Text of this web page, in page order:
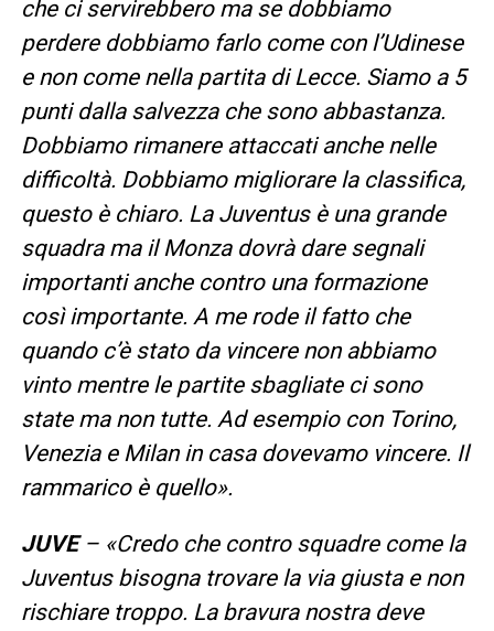
che ci servirebbero ma se dobbiamo
perdere dobbiamo farlo come con l’Udinese
e non come nella partita di Lecce. Siamo a 5
punti dalla salvezza che sono abbastanza.
Dobbiamo rimanere attaccati anche nelle
difficoltà. Dobbiamo migliorare la classifica,
questo è chiaro. La Juventus è una grande
squadra ma il Monza dovrà dare segnali
importanti anche contro una formazione
così importante. A me rode il fatto che
quando c’è stato da vincere non abbiamo
vinto mentre le partite sbagliate ci sono
state ma non tutte. Ad esempio con Torino,
Venezia e Milan in casa dovevamo vincere. Il
rammarico è quello».
JUVE – «Credo che contro squadre come la
Juventus bisogna trovare la via giusta e non
rischiare troppo. La bravura nostra deve